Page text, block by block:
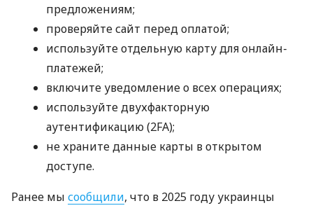
предложениям;
проверяйте сайт перед оплатой;
используйте отдельную карту для онлайн-
платежей;
включите уведомление о всех операциях;
используйте двухфакторную
аутентификацию (2FA);
не храните данные карты в открытом
доступе.
Ранее мы сообщили, что в 2025 году украинцы